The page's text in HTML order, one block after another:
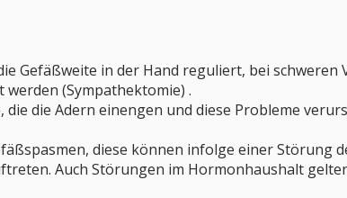
Gefäßweite in der Hand reguliert, bei
(Sympathektomie) .
die die Adern einengen und diese Probleme
diese können infolge einer Störung
Auch Störungen im Hormonhaushalt